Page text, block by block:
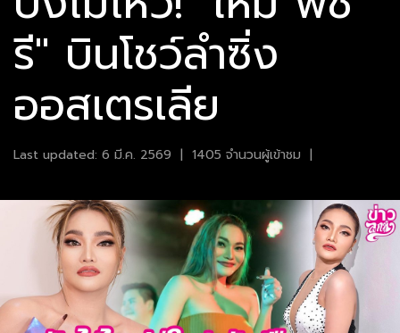
รี" บินโชว์ลำซิ่ง
ออสเตรเลีย
Last updated: 6 มี.ค. 2569 | 1405 จำนวนผู้เข้าชม |